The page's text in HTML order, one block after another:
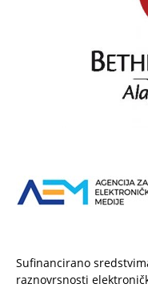
Sufinancirano
raznovrsnosti